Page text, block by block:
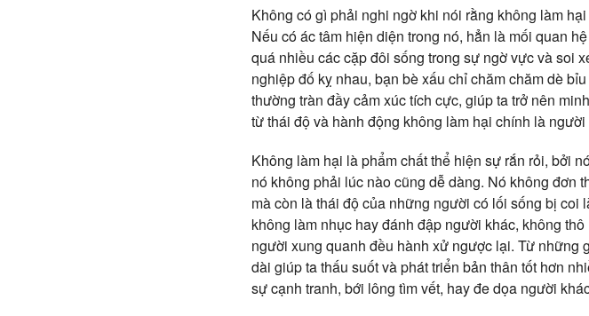
Không có gì phải nghi ngờ khi nói rằng không làm
Nếu có ác tâm hiện diện trong nó, hẳn là mối quan
quá nhiều các cặp đôi sống trong sự ngờ vực và soi
nghiệp đố kỵ nhau, bạn bè xấu chỉ chăm chăm dè
thường tràn đầy cảm xúc tích cực, giúp ta trở nên
từ thái độ và hành động không làm hại chính là
Không làm hại là phẩm chất thể hiện sự rắn rỏi, bởi
nó không phải lúc nào cũng dễ dàng. Nó không đơn
mà còn là thái độ của những người có lối sống bị
không làm nhục hay đánh đập người khác, không
người xung quanh đều hành xử ngược lại. Từ những
dài giúp ta thấu suốt và phát triển bản thân tốt hơn
sự cạnh tranh, bới lông tìm vết, hay đe dọa người